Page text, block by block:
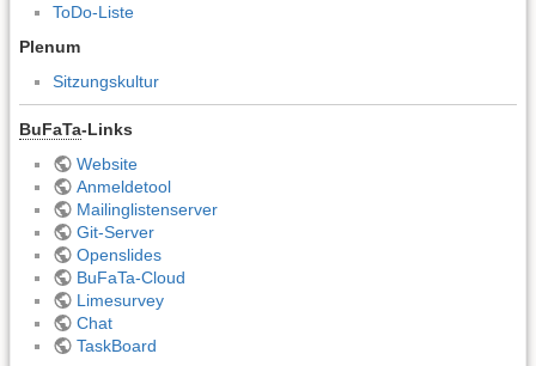
ToDo-Liste
Plenum
Sitzungskultur
BuFaTa-Links
Website
Anmeldetool
Mailinglistenserver
Git-Server
Openslides
BuFaTa-Cloud
Limesurvey
Chat
TaskBoard